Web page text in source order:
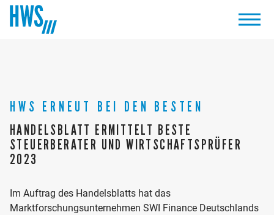
HWS ERNEUT BEI DEN BESTEN
HANDELSBLATT ERMITTELT BESTE
STEUERBERATER UND WIRTSCHAFTSPRÜFER
2023
Im Auftrag des Handelsblatts hat das
Marktforschungsunternehmen SWI Finance Deutschlands